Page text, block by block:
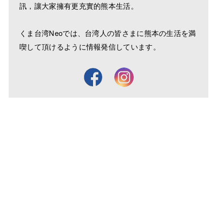
訊，讓大家擁有更充實的熊本生活。
くま台湾Neoでは、台湾人の皆さまに熊本の生活を満
喫して頂けるように情報発信しています。